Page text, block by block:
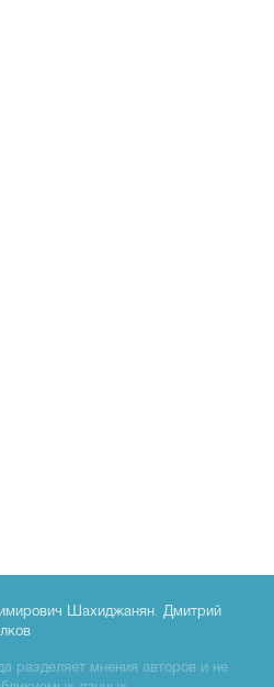
Шахиджанян, Дмитрий
разделяет мнения авторов и не